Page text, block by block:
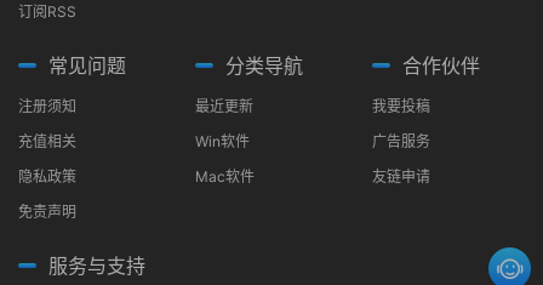
订阅RSS
常见问题
注册须知
充值相关
隐私政策
免责声明
分类导航
最近更新
Win软件
Mac软件
合作伙伴
我要投稿
广告服务
友链申请
服务与支持